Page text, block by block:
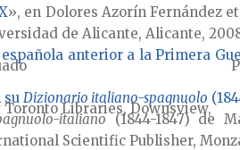
», en Dolores Azorín Fernández
de Alicante, Alicante,
anterior a la Primera
su Dizionario italiano-spagnuolo
italiano(1844-1847) de
Scientific Publisher, Monza,
Libraries, Downsview,